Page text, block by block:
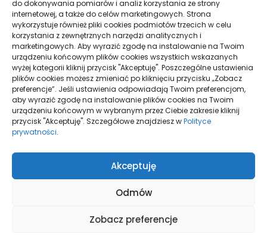
do dokonywania pomiarów i analiz korzystania ze strony
internetowej, a także do celów marketingowych. Strona
wykorzystuje również pliki cookies podmiotów trzecich w celu
korzystania z zewnętrznych narzędzi analitycznych i
marketingowych. Aby wyrazić zgodę na instalowanie na Twoim
urządzeniu końcowym plików cookies wszystkich wskazanych
wyżej kategorii kliknij przycisk "Akceptuję". Poszczególne ustawienia
plików cookies możesz zmieniać po kliknięciu przycisku „Zobacz
preferencje”. Jeśli ustawienia odpowiadają Twoim preferencjom,
aby wyrazić zgodę na instalowanie plików cookies na Twoim
urządzeniu końcowym w wybranym przez Ciebie zakresie kliknij
przycisk "Akceptuję". Szczegółowe znajdziesz wPolityce
prywatności.
Akceptuję
Odmów
Zobacz preferencje
29 października 2021
Polityka plików cookies (EU)